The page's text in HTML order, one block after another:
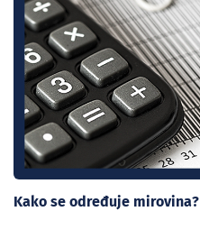
Kako se određuje mirovina?